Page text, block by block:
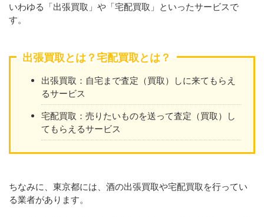
いわゆる「出張買取」や「宅配買取」といったサービスで
す。
出張買取とは？宅配買取とは？
出張買取：自宅まで査定（買取）しに来てもらえ
るサービス
宅配買取：売りたいものを送って査定（買取）し
てもらえるサービス
ちなみに、東京都には、酒の出張買取や宅配買取を行ってい
る業者があります。